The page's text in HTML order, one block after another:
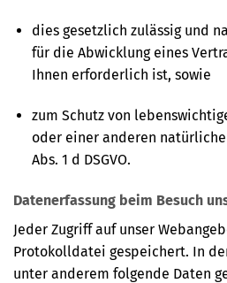
dies gesetzlich zulässig und
für die Abwicklung eines
Ihnen erforderlich ist, sowie
zum Schutz von
oder einer anderen
Abs. 1 d DSGVO.
Datenerfassung beim Besuch
Jeder Zugriff auf unser
Protokolldatei gespeichert. In
unter anderem folgende Daten